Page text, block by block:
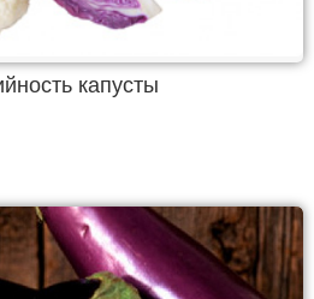
капусты